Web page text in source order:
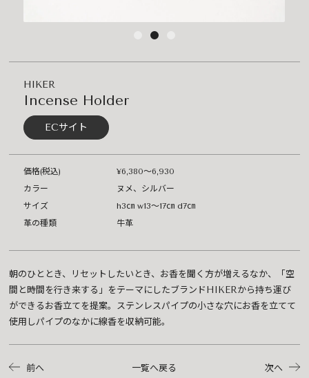
HIKER
Incense Holder
ECサイト
価格(税込)
¥6,380〜6,930
カラー
ヌメ、シルバー
サイズ
h3㎝ w13～17㎝ d7㎝
革の種類
牛革
朝のひととき、リセットしたいとき、お香を聞く方が増えるなか、「空
間と時間を行き来する」をテーマにしたブランドHIKERから持ち運び
ができるお香立てを提案。ステンレスパイプの小さな穴にお香を立てて
使用しパイプのなかに線香を収納可能。
前へ 一覧へ戻る 次へ